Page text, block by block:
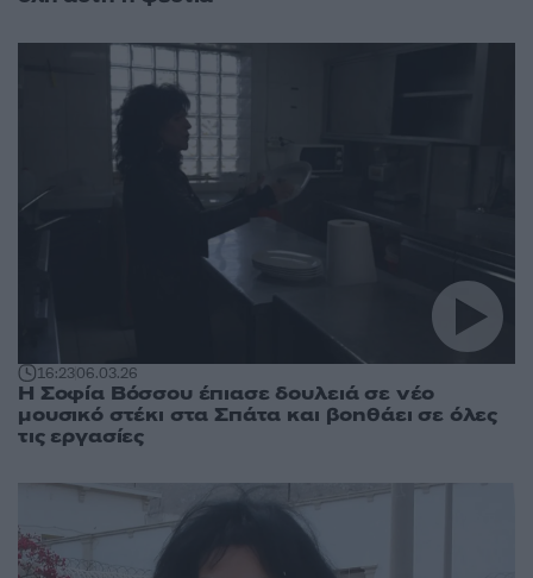
16:2306.03.26
Η Σοφία Βόσσου έπιασε δουλειά σε νέο
μουσικό στέκι στα Σπάτα και βοηθάει σε όλες
τις εργασίες